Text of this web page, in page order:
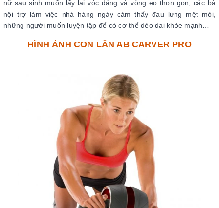
nữ sau sinh muốn lấy lại vóc dáng và vòng eo thon gọn, các bà
nội trợ làm việc nhà hàng ngày cảm thấy đau lưng mệt mỏi,
những người muốn luyện tập để có cơ thể dẻo dai khỏe mạnh…
HÌNH ẢNH CON LĂN AB CARVER PRO